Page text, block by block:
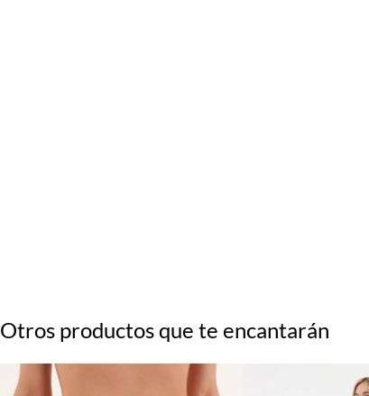
Otros productos que te encantarán